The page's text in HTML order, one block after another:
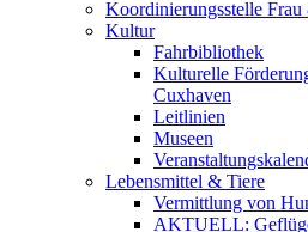
Koordinierungsstelle
Kultur
Fahrbibliothek
Kulturelle
Cuxhaven
Leitlinien
Museen
Lebensmittel & Tiere
Vermittlung von
AKTUELL: